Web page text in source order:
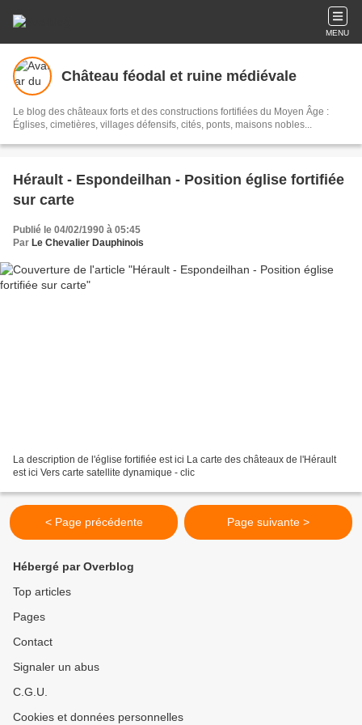
MENU
Château féodal et ruine médiévale
Le blog des châteaux forts et des constructions fortifiées du Moyen Âge :
Églises, cimetières, villages défensifs, cités, ponts, maisons nobles...
Hérault - Espondeilhan - Position église fortifiée
sur carte
Publié le 04/02/1990 à 05:45
Par Le Chevalier Dauphinois
La description de l'église fortifiée est ici La carte des châteaux de l'Hérault
est ici Vers carte satellite dynamique - clic
< Page précédente Page suivante >
Hébergé par Overblog
Top articles
Pages
Contact
Signaler un abus
C.G.U.
Cookies et données personnelles